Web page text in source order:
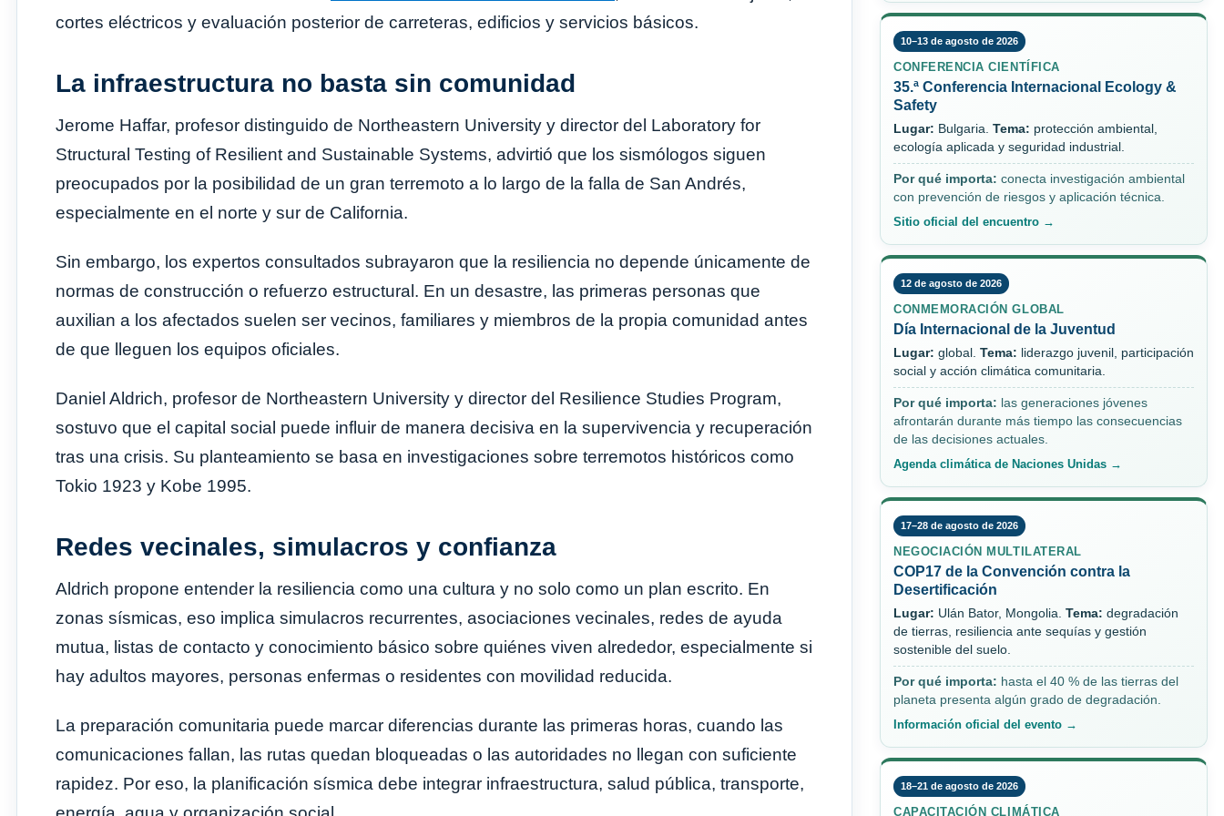
cortes eléctricos y evaluación posterior de carreteras, edificios y servicios básicos.
La infraestructura no basta sin comunidad
Jerome Haffar, profesor distinguido de Northeastern University y director del Laboratory for
Structural Testing of Resilient and Sustainable Systems, advirtió que los sismólogos siguen
preocupados por la posibilidad de un gran terremoto a lo largo de la falla de San Andrés,
especialmente en el norte y sur de California.
Sin embargo, los expertos consultados subrayaron que la resiliencia no depende únicamente de
normas de construcción o refuerzo estructural. En un desastre, las primeras personas que
auxilian a los afectados suelen ser vecinos, familiares y miembros de la propia comunidad antes
de que lleguen los equipos oficiales.
Daniel Aldrich, profesor de Northeastern University y director del Resilience Studies Program,
sostuvo que el capital social puede influir de manera decisiva en la supervivencia y recuperación
tras una crisis. Su planteamiento se basa en investigaciones sobre terremotos históricos como
Tokio 1923 y Kobe 1995.
Redes vecinales, simulacros y confianza
Aldrich propone entender la resiliencia como una cultura y no solo como un plan escrito. En
zonas sísmicas, eso implica simulacros recurrentes, asociaciones vecinales, redes de ayuda
mutua, listas de contacto y conocimiento básico sobre quiénes viven alrededor, especialmente si
hay adultos mayores, personas enfermas o residentes con movilidad reducida.
La preparación comunitaria puede marcar diferencias durante las primeras horas, cuando las
comunicaciones fallan, las rutas quedan bloqueadas o las autoridades no llegan con suficiente
rapidez. Por eso, la planificación sísmica debe integrar infraestructura, salud pública, transporte,
10–13 de agosto de 2026
CONFERENCIA CIENTÍFICA
35.ª Conferencia Internacional Ecology &
Safety
Lugar: Bulgaria. Tema: protección ambiental,
ecología aplicada y seguridad industrial.
Por qué importa: conecta investigación ambiental
con prevención de riesgos y aplicación técnica.
Sitio oficial del encuentro →
12 de agosto de 2026
CONMEMORACIÓN GLOBAL
Día Internacional de la Juventud
Lugar: global. Tema: liderazgo juvenil, participación
social y acción climática comunitaria.
Por qué importa: las generaciones jóvenes
afrontarán durante más tiempo las consecuencias
de las decisiones actuales.
Agenda climática de Naciones Unidas →
17–28 de agosto de 2026
NEGOCIACIÓN MULTILATERAL
COP17 de la Convención contra la
Desertificación
Lugar: Ulán Bator, Mongolia. Tema: degradación
de tierras, resiliencia ante sequías y gestión
sostenible del suelo.
Por qué importa: hasta el 40 % de las tierras del
planeta presenta algún grado de degradación.
Información oficial del evento →
18–21 de agosto de 2026
CAPACITACIÓN CLIMÁTICA